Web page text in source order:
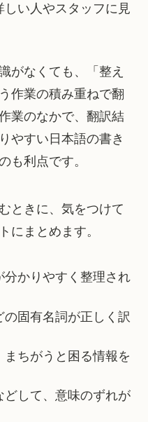
い人やスタッフに見
がなくても、「整え
作業の積み重ねで翻
業のなかで、翻訳結
やすい日本語の書き
も利点です。
ときに、気をつけて
にまとめます。
かりやすく整理され
の固有名詞が正しく訳
ちがうと困る情報を
して、意味のずれが